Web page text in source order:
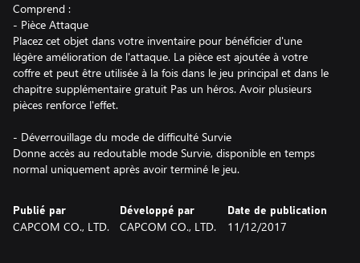
Comprend :
- Pièce Attaque
Placez cet objet dans votre inventaire pour bénéficier d'une
légère amélioration de l'attaque. La pièce est ajoutée à votre
coffre et peut être utilisée à la fois dans le jeu principal et dans le
chapitre supplémentaire gratuit Pas un héros. Avoir plusieurs
pièces renforce l'effet.
- Déverrouillage du mode de difficulté Survie
Donne accès au redoutable mode Survie, disponible en temps
normal uniquement après avoir terminé le jeu.
Publié par
CAPCOM CO., LTD.
Développé par
CAPCOM CO., LTD.
Date de publication
11/12/2017